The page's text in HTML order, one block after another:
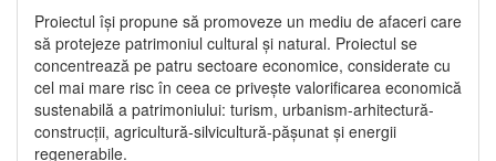
Proiectul își propune să promoveze un mediu de afaceri care
să protejeze patrimoniul cultural și natural. Proiectul se
concentrează pe patru sectoare economice, considerate cu
cel mai mare risc în ceea ce privește valorificarea economică
sustenabilă a patrimoniului: turism, urbanism-arhitectură-
construcții, agricultură-silvicultură-pășunat și energii
regenerabile.